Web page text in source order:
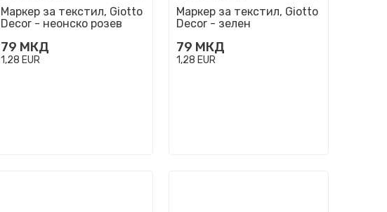
Маркер за текстил, Giotto
Decor - неонско розев
79 МКД
1,28 EUR
Маркер за текстил, Giotto
Decor - зелен
79 МКД
1,28 EUR